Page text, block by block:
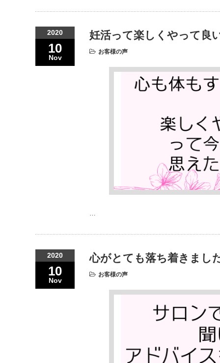
2020
10
Nov
妊活って楽しくやって良
お客様の声
2020
10
Nov
心がとても落ち着きまし
お客様の声